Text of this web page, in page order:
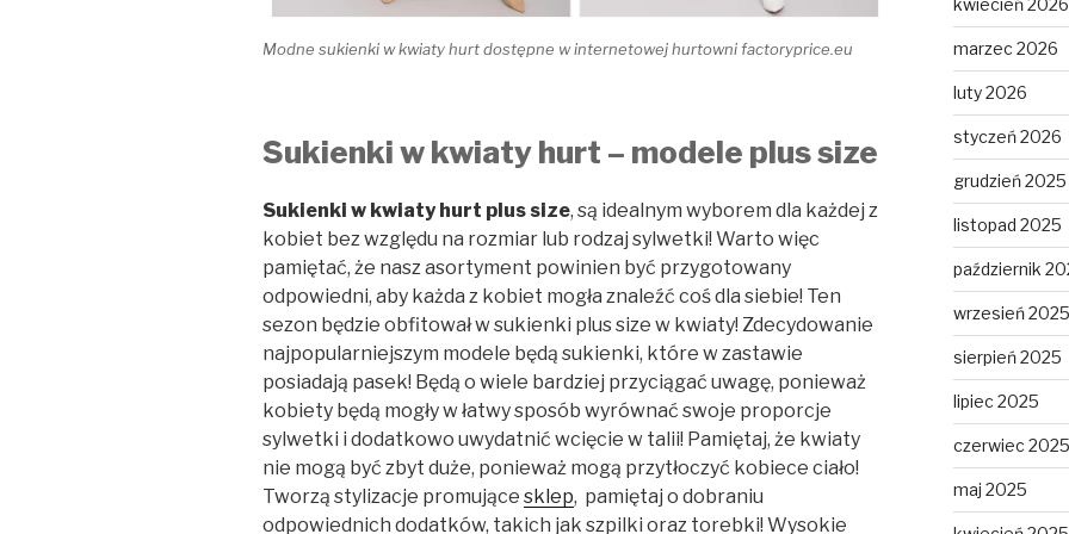
Modne sukienki w kwiaty hurt dostępne w internetowej hurtowni factoryprice.eu
Sukienki w kwiaty hurt – modele plus size
Sukienki w kwiaty hurt plus size, są idealnym wyborem dla każdej z
kobiet bez względu na rozmiar lub rodzaj sylwetki! Warto więc
pamiętać, że nasz asortyment powinien być przygotowany
odpowiedni, aby każda z kobiet mogła znaleźć coś dla siebie! Ten
sezon będzie obfitował w sukienki plus size w kwiaty! Zdecydowanie
najpopularniejszym modele będą sukienki, które w zastawie
posiadają pasek! Będą o wiele bardziej przyciągać uwagę, ponieważ
kobiety będą mogły w łatwy sposób wyrównać swoje proporcje
sylwetki i dodatkowo uwydatnić wcięcie w talii! Pamiętaj, że kwiaty
nie mogą być zbyt duże, ponieważ mogą przytłoczyć kobiece ciało!
Tworzą stylizacje promujące sklep, pamiętaj o dobraniu
odpowiednich dodatków, takich jak szpilki oraz torebki! Wysokie
kwiecień 2026
marzec 2026
luty 2026
styczeń 2026
grudzień 2025
listopad 2025
październik
wrzesień 2025
sierpień 2025
lipiec 2025
czerwiec 2025
maj 2025